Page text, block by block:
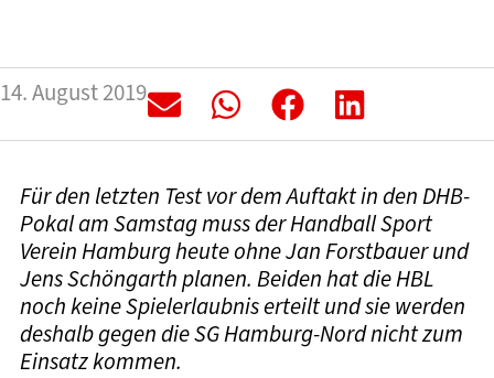
14. August 2019
Für den letzten Test vor dem Auftakt in den DHB-
Pokal am Samstag muss der Handball Sport
Verein Hamburg heute ohne Jan Forstbauer und
Jens Schöngarth planen. Beiden hat die HBL
noch keine Spielerlaubnis erteilt und sie werden
deshalb gegen die SG Hamburg-Nord nicht zum
Einsatz kommen.